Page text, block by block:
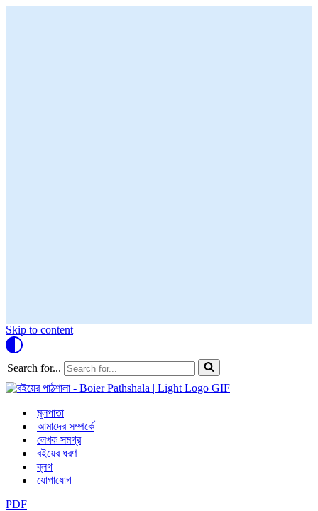
Skip to content
Search for...
মূলপাতা
আমাদের সম্পর্কে
লেখক সমগ্র
বইয়ের ধরণ
ব্লগ
যোগাযোগ
PDF